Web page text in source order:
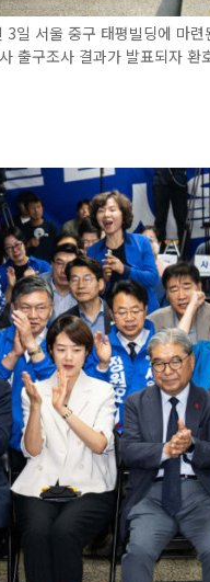
일 서울 중구 태평빌딩에 마
출구조사 결과가 발표되자